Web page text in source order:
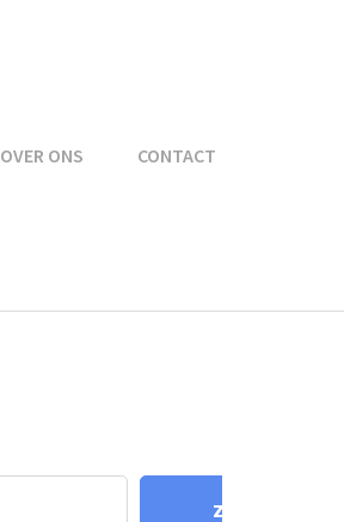
OVER ONS CONTACT
Zoeken